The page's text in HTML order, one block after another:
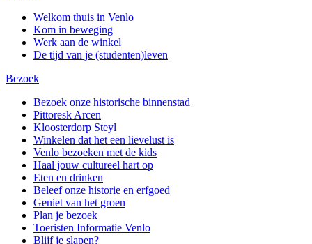
Welkom thuis in Venlo
Kom in beweging
Werk aan de winkel
De tijd van je (studenten)leven
Bezoek
Bezoek onze historische binnenstad
Pittoresk Arcen
Kloosterdorp Steyl
Winkelen dat het een lievelust is
Venlo bezoeken met de kids
Haal jouw cultureel hart op
Eten en drinken
Beleef onze historie en erfgoed
Geniet van het groen
Plan je bezoek
Toeristen Informatie Venlo
Blijf je slapen?